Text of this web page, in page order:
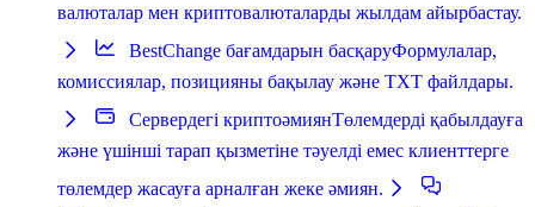
валюталар мен криптовалюталарды жылдам айырбастау.
BestChange бағамдарын басқаруФормулалар,
комиссиялар, позицияны бақылау және TXT файлдары.
Сервердегі криптоәмиянТөлемдерді қабылдауға
және үшінші тарап қызметіне тәуелді емес клиенттерге
төлемдер жасауға арналған жеке әмиян.